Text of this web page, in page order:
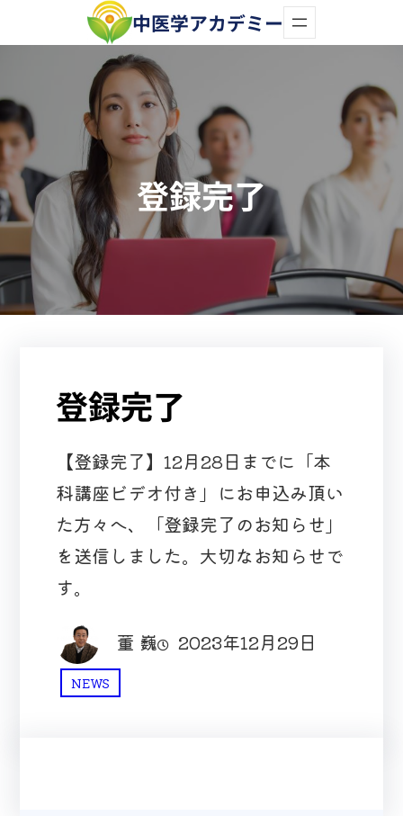
容
ス
キ
ッ
プ
中医学アカデミー
登録完了
登録完了
【登録完了】12月28日までに「本
科講座ビデオ付き」にお申込み頂い
た方々へ、「登録完了のお知らせ」
を送信しました。大切なお知らせで
す。
董 巍 2023年12月29日
NEWS